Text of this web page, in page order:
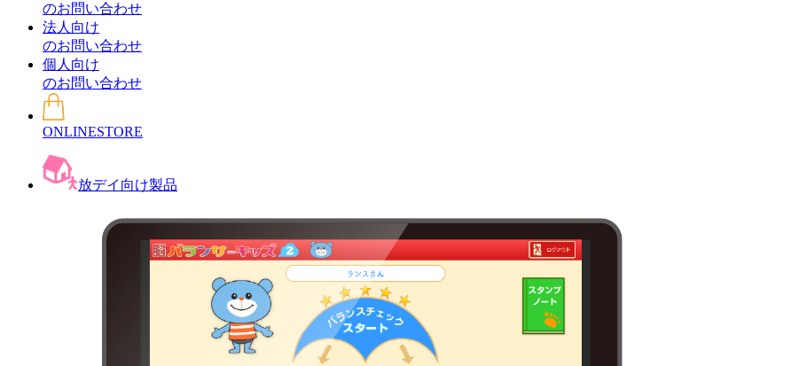
のお問い合わせ
法人向け
のお問い合わせ
個人向け
のお問い合わせ
ONLINESTORE
放デイ向け製品